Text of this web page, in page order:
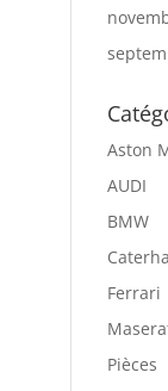
Aston
AUDI
BMW
Ferrari
Pièces